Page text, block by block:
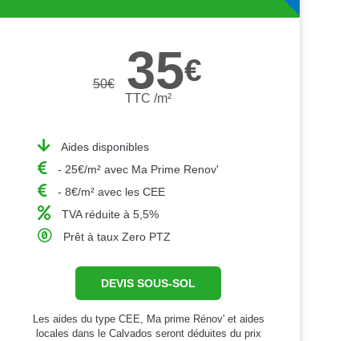
50€ 35€
TTC /m²
Aides disponibles
- 25€/m² avec Ma Prime Renov'
- 8€/m² avec les CEE
TVA réduite à 5,5%
Prêt à taux Zero PTZ
DEVIS SOUS-SOL
Les aides du type CEE, Ma prime Rénov' et aides
locales dans le Calvados seront déduites du prix